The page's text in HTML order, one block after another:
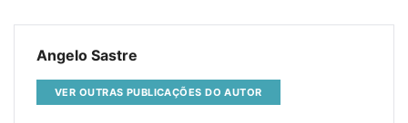
Angelo Sastre
VER OUTRAS PUBLICAÇÕES DO AUTOR